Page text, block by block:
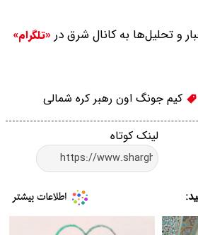
و تحلیل‌ها به کانال شرق در «تلگرام»
کیم جونگ اون رهبر کره شمالی
لینک کوتاه